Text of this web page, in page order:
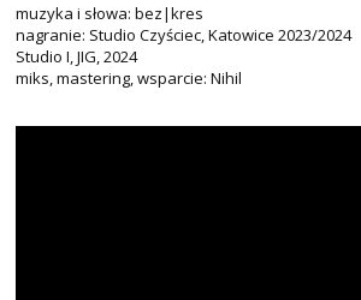
muzyka i słowa: bez|kres
nagranie: Studio Czyściec, Katowice 2023/2024
Studio I, JIG, 2024
miks, mastering, wsparcie: Nihil